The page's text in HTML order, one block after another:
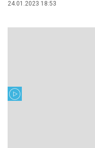
24.01.2023 18:53